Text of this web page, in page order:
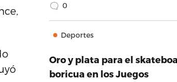
0
Deportes
Oro y plata para el
boricua en los Juegos